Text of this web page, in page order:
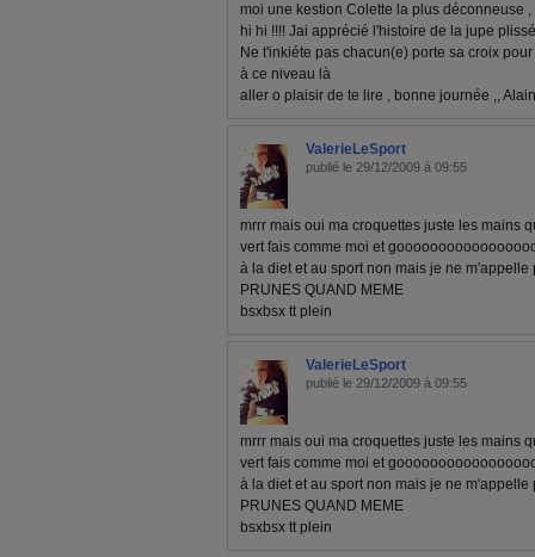
moi une kestion Colette la plus déconneuse
hi hi !!!! Jai apprécié l'histoire de la jupe
Ne t'inkiéte pas chacun(e) porte sa croix
à ce niveau là
aller o plaisir de te lire , bonne journée ,,
ValerieLeSport
publié le 29/12/2009 à 09:55
mrrr mais oui ma croquettes juste les mains
vert fais comme moi et
à la diet et au sport non mais je ne
PRUNES QUAND MEME
bsxbsx tt plein
ValerieLeSport
publié le 29/12/2009 à 09:55
mrrr mais oui ma croquettes juste les mains
vert fais comme moi et
à la diet et au sport non mais je ne
PRUNES QUAND MEME
bsxbsx tt plein